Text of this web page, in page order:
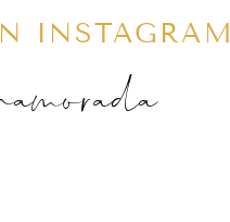
INSTAGRAM